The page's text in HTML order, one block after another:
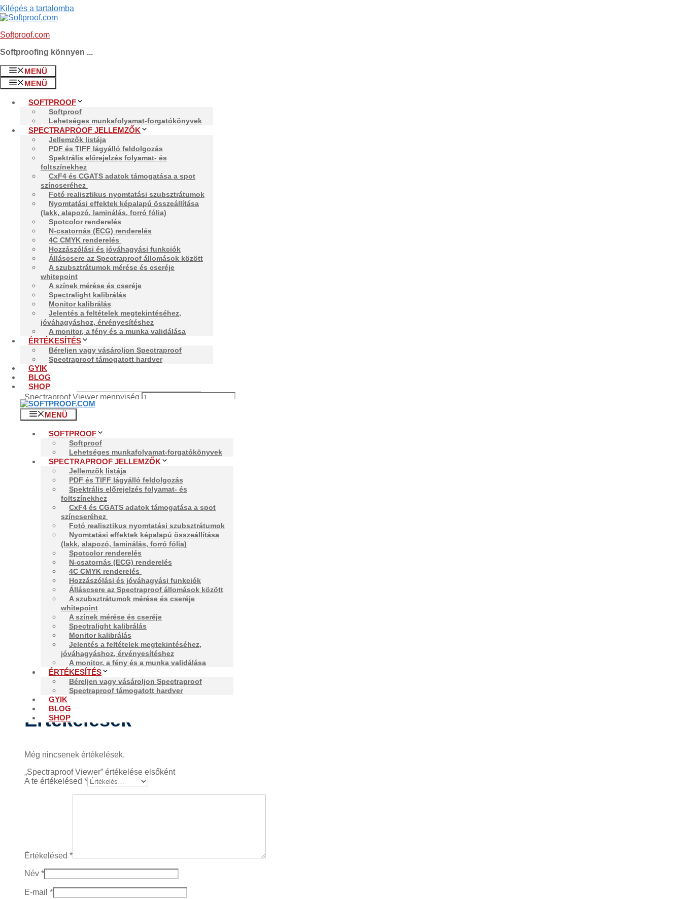
Kilépés a tartalomba
Softproof.com
Softproofing könnyen ...
MENÜ
MENÜ
SOFTPROOF
Softproof
Lehetséges munkafolyamat-forgatókönyvek
SPECTRAPROOF JELLEMZŐK
Jellemzők listája
PDF és TIFF lágyálló feldolgozás
Spektrális előrejelzés folyamat- és
foltszínekhez
CxF4 és CGATS adatok támogatása a spot
színcseréhez
Fotó realisztikus nyomtatási szubsztrátumok
Nyomtatási effektek képalapú összeállítása
(lakk, alapozó, laminálás, forró fólia)
Spotcolor renderelés
N-csatornás (ECG) renderelés
4C CMYK renderelés
Hozzászólási és jóváhagyási funkciók
Álláscsere az Spectraproof állomások között
A szubsztrátumok mérése és cseréje
whitepoint
A színek mérése és cseréje
Spectralight kalibrálás
Monitor kalibrálás
Jelentés a feltételek megtekintéséhez,
jóváhagyáshoz, érvényesítéshez
A monitor, a fény és a munka validálása
ÉRTÉKESÍTÉS
Béreljen vagy vásároljon Spectraproof
Spectraproof támogatott hardver
GYIK
BLOG
SHOP
MENÜ
SOFTPROOF
Softproof
Lehetséges munkafolyamat-forgatókönyvek
SPECTRAPROOF JELLEMZŐK
Jellemzők listája
PDF és TIFF lágyálló feldolgozás
Spektrális előrejelzés folyamat- és
foltszínekhez
CxF4 és CGATS adatok támogatása a spot
színcseréhez
Fotó realisztikus nyomtatási szubsztrátumok
Nyomtatási effektek képalapú összeállítása
(lakk, alapozó, laminálás, forró fólia)
Spotcolor renderelés
N-csatornás (ECG) renderelés
4C CMYK renderelés
Hozzászólási és jóváhagyási funkciók
Álláscsere az Spectraproof állomások között
A szubsztrátumok mérése és cseréje
whitepoint
A színek mérése és cseréje
Spectralight kalibrálás
Monitor kalibrálás
Jelentés a feltételek megtekintéséhez,
jóváhagyáshoz, érvényesítéshez
A monitor, a fény és a munka validálása
ÉRTÉKESÍTÉS
Béreljen vagy vásároljon Spectraproof
Spectraproof támogatott hardver
GYIK
BLOG
SHOP
Kezdőlap/Spectraproof
Spectraproof Viewer
772,00€ - 1.560,00€Ártartomány: 772,00 € - 1.560,00 €
Nyissa ki a precizitást az Spectraproof-vel - az Ön végső színkorrekciós társa!
Elege van a digitális színmegjelenítés következetlenségeiből? Az Spectraproof azért van itt, hogy forradalmasítsa a vizuális élményt!
Spectraproof
Spectraproof Viewer mennyiség
Kosárba teszem
További információk
Vélemények (0)
Leírás
Spectraproof Viewer funkciólista:
Spectraproof Munka exportálása
Spectraproof Munka importálása
Spectraproof Job Ticket támogatás
A monitor, a fény és a munka validálása
Jelentés a feltételek megtekintéséhez, jóváhagyáshoz, érvényesítéshez
Monitor kalibrálás
Az Spectraproof Jobs színhelyes megjelenítése
Hozzászólási és jóváhagyási funkciók
További információk
Spectraproof Viewer, Viewer Rent, beleértve az SMA-t is
Értékelések
Még nincsenek értékelések.
„Spectraproof Viewer” értékelése elsőként
A te értékelésed *
Értékelésed *
Név *
E-mail *